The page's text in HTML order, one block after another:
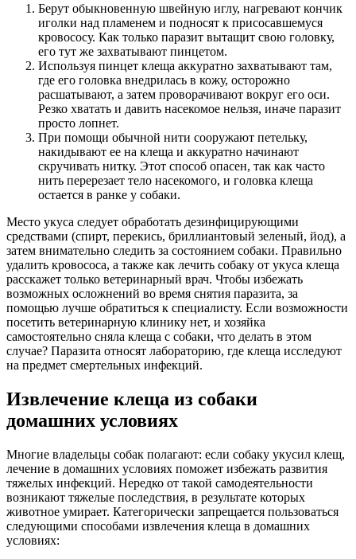
Берут обыкновенную швейную иглу, нагревают кончик
иголки над пламенем и подносят к присосавшемуся
кровососу. Как только паразит вытащит свою головку,
его тут же захватывают пинцетом.
Используя пинцет клеща аккуратно захватывают там,
где его головка внедрилась в кожу, осторожно
расшатывают, а затем проворачивают вокруг его оси.
Резко хватать и давить насекомое нельзя, иначе паразит
просто лопнет.
При помощи обычной нити сооружают петельку,
накидывают ее на клеща и аккуратно начинают
скручивать нитку. Этот способ опасен, так как часто
нить перерезает тело насекомого, и головка клеща
остается в ранке у собаки.
Место укуса следует обработать дезинфицирующими
средствами (спирт, перекись, бриллиантовый зеленый, йод), а
затем внимательно следить за состоянием собаки. Правильно
удалить кровососа, а также как лечить собаку от укуса клеща
расскажет только ветеринарный врач. Чтобы избежать
возможных осложнений во время снятия паразита, за
помощью лучше обратиться к специалисту. Если возможности
посетить ветеринарную клинику нет, и хозяйка
самостоятельно сняла клеща с собаки, что делать в этом
случае? Паразита относят лабораторию, где клеща исследуют
на предмет смертельных инфекций.
Извлечение клеща из собаки
домашних условиях
Многие владельцы собак полагают: если собаку укусил клещ,
лечение в домашних условиях поможет избежать развития
тяжелых инфекций. Нередко от такой самодеятельности
возникают тяжелые последствия, в результате которых
животное умирает. Категорически запрещается пользоваться
следующими способами извлечения клеща в домашних
условиях: